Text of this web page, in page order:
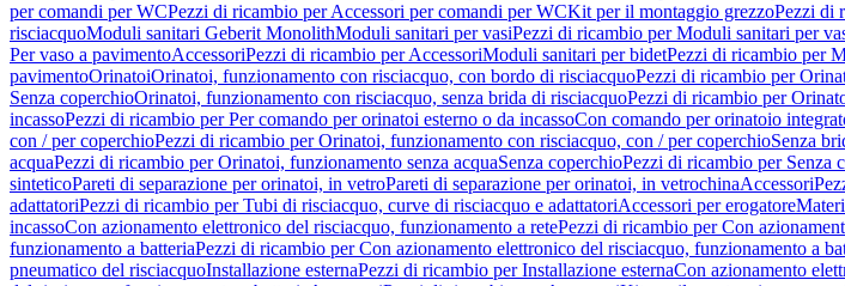
per comandi per WCPezzi di ricambio per Accessori per comandi per WCKit per il montaggio grezzoPezzi di
risciacquoModuli sanitari Geberit MonolithModuli sanitari per vasiPezzi di ricambio per Moduli sanitari per
Per vaso a pavimentoAccessoriPezzi di ricambio per AccessoriModuli sanitari per bidetPezzi di ricambio per
pavimentoOrinatoiOrinatoi, funzionamento con risciacquo, con bordo di risciacquoPezzi di ricambio per
Senza coperchioOrinatoi, funzionamento con risciacquo, senza brida di risciacquoPezzi di ricambio per
incassoPezzi di ricambio per Per comando per orinatoi esterno o da incassoCon comando per orinatoio
con / per coperchioPezzi di ricambio per Orinatoi, funzionamento con risciacquo, con / per coperchioSenza
acquaPezzi di ricambio per Orinatoi, funzionamento senza acquaSenza coperchioPezzi di ricambio per Senza
sinteticoPareti di separazione per orinatoi, in vetroPareti di separazione per orinatoi, in vetrochinaAccessori
adattatoriPezzi di ricambio per Tubi di risciacquo, curve di risciacquo e adattatoriAccessori per erogatore
incassoCon azionamento elettronico del risciacquo, funzionamento a retePezzi di ricambio per Con
funzionamento a batteriaPezzi di ricambio per Con azionamento elettronico del risciacquo, funzionamento a
pneumatico del risciacquoInstallazione esternaPezzi di ricambio per Installazione esternaCon azionamento